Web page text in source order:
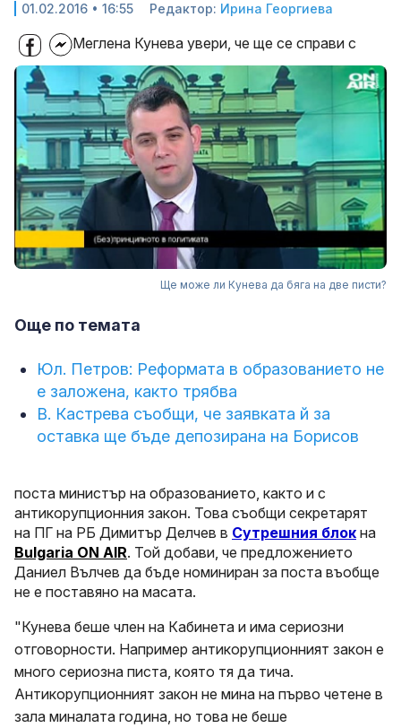
01.02.2016 • 16:55 Редактор: Ирина Георгиева
Ще може ли Кунева да бяга на две писти?
Още по темата
Юл. Петров: Реформата в образованието не
е заложена, както трябва
В. Кастрева съобщи, че заявката й за
оставка ще бъде депозирана на Борисов
Меглена Кунева увери, че ще се справи с
поста министър на образованието, както и с
антикорупционния закон. Това съобщи секретарят
на ПГ на РБ Димитър Делчев в Сутрешния блок на
Bulgaria ON AIR. Той добави, че предложението
Даниел Вълчев да бъде номиниран за поста въобще
не е поставяно на масата.
"Кунева беше член на Кабинета и има сериозни
отговорности. Например антикорупционният закон е
много сериозна писта, която тя да тича.
Антикорупционният закон не мина на първо четене в
зала миналата година, но това не беше